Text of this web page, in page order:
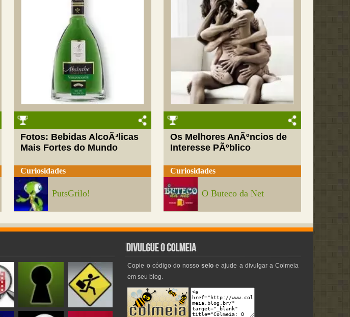
Fotos: Bebidas AlcoÃ³licas
Mais Fortes do Mundo
Curiosidades
PutsGrilo!
Os Melhores AnÃºncios de
Interesse PÃºblico
Curiosidades
O Buteco da Net
Copie o código do nossoselo e ajude a divulgar a Colmeia
em seu blog.